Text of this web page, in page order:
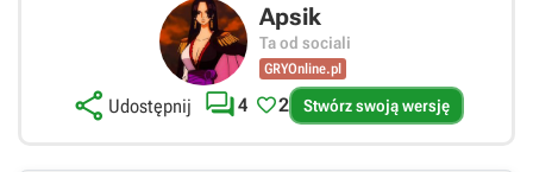
Apsik
Ta od sociali
GRYOnline.pl
 Udostępnij 4 2 Stwórz swoją wersję